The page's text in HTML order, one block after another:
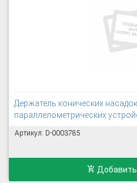
Держатель конических
параллелометрических
Артикул: D-0003785
Добавить